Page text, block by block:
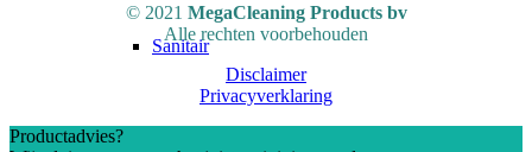
Sanitair
© 2021 MegaCleaning Products bv
Alle rechten voorbehouden
Disclaimer
Privacyverklaring
Productadvies?